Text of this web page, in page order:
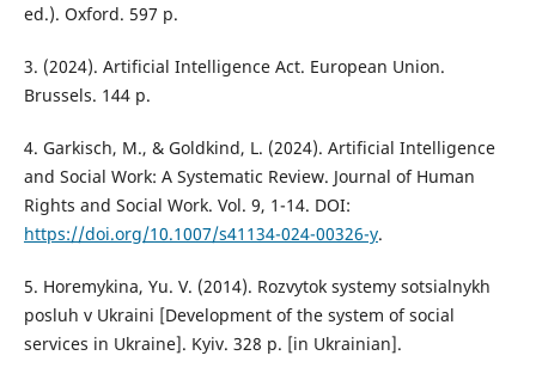
ed.). Oxford. 597 p.
3. (2024). Artificial Intelligence Act. European Union.
Brussels. 144 p.
4. Garkisch, M., & Goldkind, L. (2024). Artificial Intelligence
and Social Work: A Systematic Review. Journal of Human
Rights and Social Work. Vol. 9, 1-14. DOI:
https://doi.org/10.1007/s41134-024-00326-y.
5. Horemykina, Yu. V. (2014). Rozvytok systemy sotsialnykh
posluh v Ukraini [Development of the system of social
services in Ukraine]. Kyiv. 328 p. [in Ukrainian].